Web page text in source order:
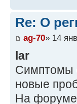
Re: О
ag-70» 14
lar
Симптомы
новые
На форуме